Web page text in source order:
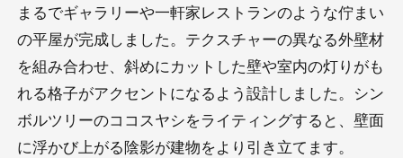
まるでギャラリーや一軒家レストランのような佇まい
の平屋が完成しました。テクスチャーの異なる外壁材
を組み合わせ、斜めにカットした壁や室内の灯りがも
れる格子がアクセントになるよう設計しました。シン
ボルツリーのココスヤシをライティングすると、壁面
に浮かび上がる陰影が建物をより引き立てます。